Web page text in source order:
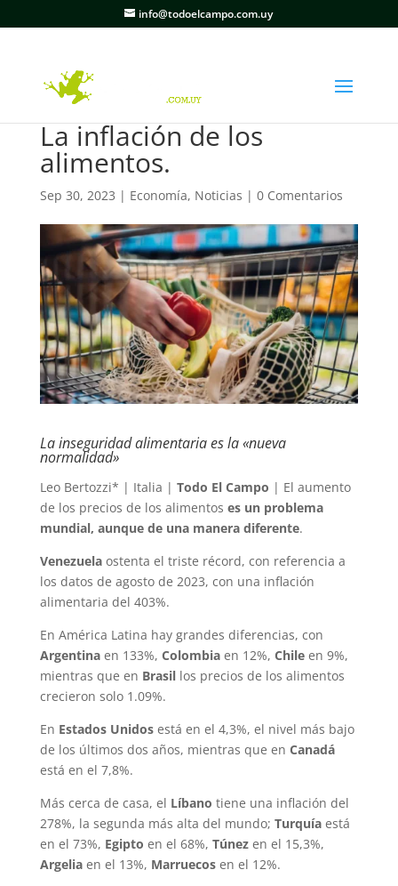
info@todoelcampo.com.uy
La inflación de los
alimentos.
Sep 30, 2023 | Economía, Noticias | 0 Comentarios
La inseguridad alimentaria es la «nueva
normalidad»
Leo Bertozzi* | Italia | Todo El Campo | El aumento
de los precios de los alimentos es un problema
mundial, aunque de una manera diferente.
Venezuelaostenta el triste récord, con referencia a
los datos de agosto de 2023, con una inflación
alimentaria del 403%.
En América Latina hay grandes diferencias, con
Argentinaen 133%, Colombiaen 12%, Chileen 9%,
mientras que en Brasillos precios de los alimentos
crecieron solo 1.09%.
En Estados Unidosestá en el 4,3%, el nivel más bajo
de los últimos dos años, mientras que en Canadá
está en el 7,8%.
Más cerca de casa, el Líbano tiene una inflación del
278%, la segunda más alta del mundo; Turquíaestá
en el 73%, Egipto en el 68%, Túnezen el 15,3%,
Argeliaen el 13%, Marruecosen el 12%.